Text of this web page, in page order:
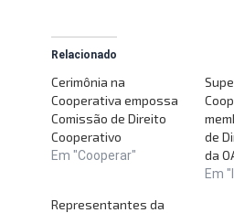
Relacionado
Cerimônia na
Cooperativa empossa
Comissão de Direito
Cooperativo
Em "Cooperar"
de
da
Em
Representantes da